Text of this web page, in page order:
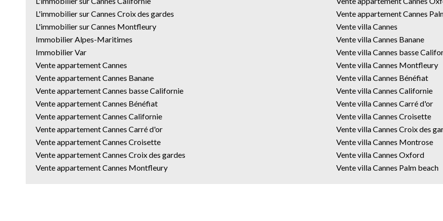
L'immobilier sur Cannes Croix des gardes
L'immobilier sur Cannes Montfleury
Immobilier Alpes-Maritimes
Immobilier Var
Vente appartement Cannes
Vente appartement Cannes Banane
Vente appartement Cannes basse Californie
Vente appartement Cannes Bénéfiat
Vente appartement Cannes Californie
Vente appartement Cannes Carré d'or
Vente appartement Cannes Croisette
Vente appartement Cannes Croix des gardes
Vente appartement Cannes Montfleury
Vente appartement Cannes
Vente villa Cannes
Vente villa Cannes Banane
Vente villa Cannes basse
Vente villa Cannes Montfleury
Vente villa Cannes Bénéfiat
Vente villa Cannes Californie
Vente villa Cannes Carré d'or
Vente villa Cannes Croisette
Vente villa Cannes Croix des
Vente villa Cannes Montrose
Vente villa Cannes Oxford
Vente villa Cannes Palm beach